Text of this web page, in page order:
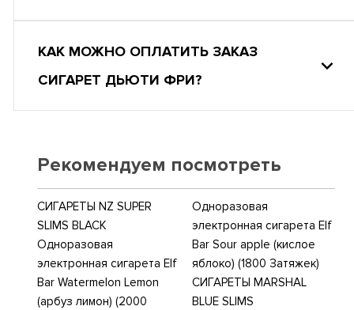
КАК МОЖНО ОПЛАТИТЬ ЗАКАЗ
СИГАРЕТ ДЬЮТИ ФРИ?
Рекомендуем посмотреть
СИГАРЕТЫ NZ SUPER
SLIMS BLACK
Одноразовая
электронная сигарета Elf
Bar Watermelon Lemon
(арбуз лимон) (2000
Одноразовая
электронная сигарета Elf
Bar Sour apple (кислое
яблоко) (1800 Затяжек)
СИГАРЕТЫ MARSHAL
BLUE SLIMS